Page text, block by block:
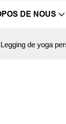
DE NOUS
Legging de yoga